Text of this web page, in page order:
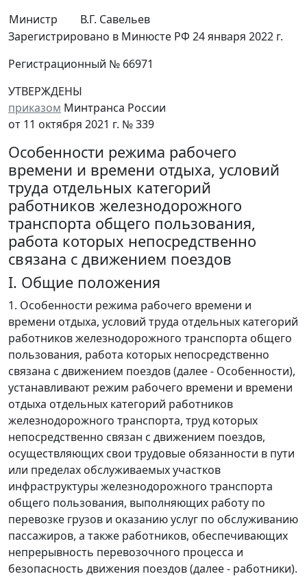
Министр
В.Г. Савельев
Зарегистрировано в Минюсте РФ 24 января 2022 г.
Регистрационный № 66971
УТВЕРЖДЕНЫ
приказом Минтранса России
от 11 октября 2021 г. № 339
Особенности режима рабочего
времени и времени отдыха, условий
труда отдельных категорий
работников железнодорожного
транспорта общего пользования,
работа которых непосредственно
связана с движением поездов
I. Общие положения
1. Особенности режима рабочего времени и
времени отдыха, условий труда отдельных категорий
работников железнодорожного транспорта общего
пользования, работа которых непосредственно
связана с движением поездов (далее - Особенности),
устанавливают режим рабочего времени и времени
отдыха отдельных категорий работников
железнодорожного транспорта, труд которых
непосредственно связан с движением поездов,
осуществляющих свои трудовые обязанности в пути
или пределах обслуживаемых участков
инфраструктуры железнодорожного транспорта
общего пользования, выполняющих работу по
перевозке грузов и оказанию услуг по обслуживанию
пассажиров, а также работников, обеспечивающих
непрерывность перевозочного процесса и
безопасность движения поездов (далее - работники).